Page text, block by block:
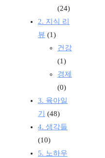
(24)
2. 지식 리
뷰 (1)
건강
(1)
경제
(0)
3. 육아일
기
(48)
4. 생각들
(10)
5. 노하우